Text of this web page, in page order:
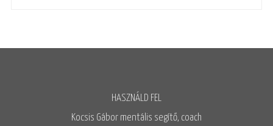
HASZNÁLD FEL
Kocsis Gábor mentális segítő, coach